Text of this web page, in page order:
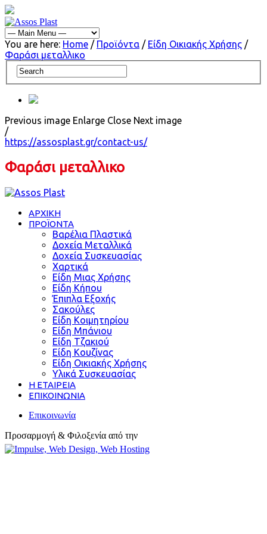
You are here: Home / Προϊόντα / Είδη Οικιακής Χρήσης /
Φαράσι μεταλλικο
Previous image Enlarge Close Next image
/
https://assosplast.gr/contact-us/
Φαράσι μεταλλικο
ΑΡΧΙΚΗ
ΠΡΟΪΟΝΤΑ
Βαρέλια Πλαστικά
Δοχεία Μεταλλικά
Δοχεία Συσκευασίας
Χαρτικά
Είδη Μιας Χρήσης
Είδη Κήπου
Έπιπλα Εξοχής
Σακούλες
Είδη Κοιμητηρίου
Είδη Μπάνιου
Είδη Τζακιού
Είδη Κουζίνας
Είδη Οικιακής Χρήσης
Υλικά Συσκευασίας
Η ΕΤΑΙΡΕΙΑ
ΕΠΙΚΟΙΝΩΝΙΑ
Επικοινωνία
Προσαρμογή & Φιλοξενία από την